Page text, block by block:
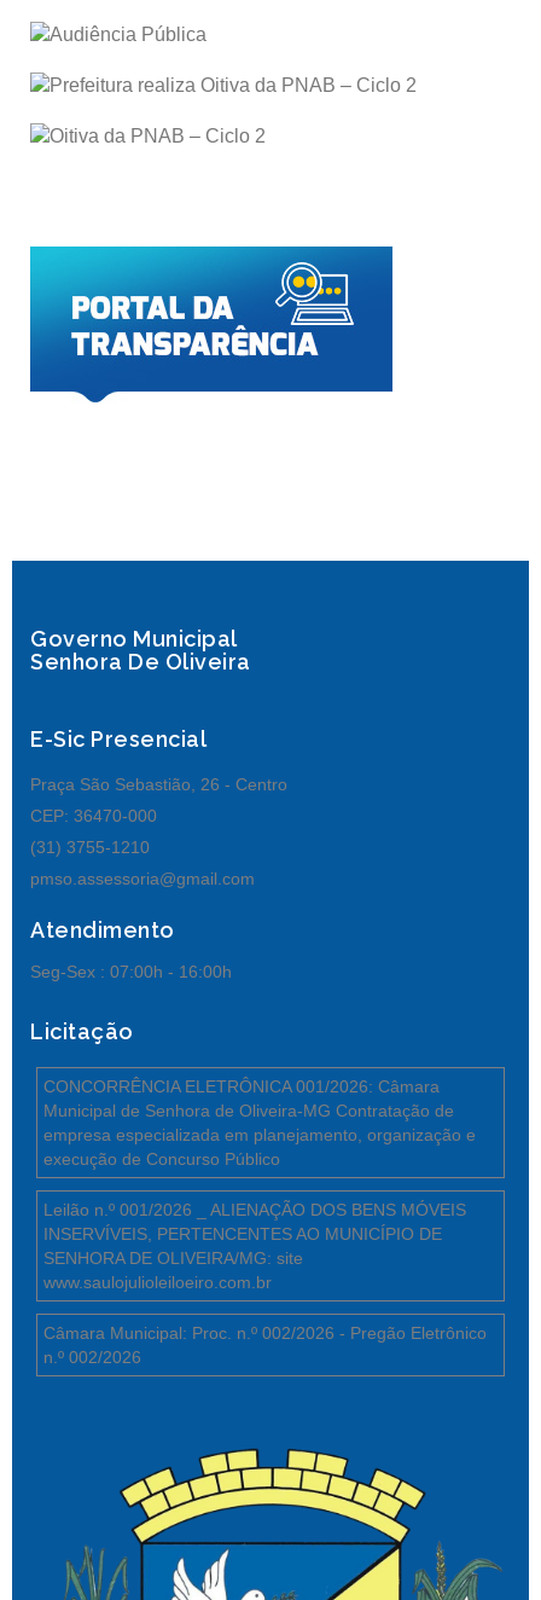
Governo Municipal
Senhora De Oliveira
E-Sic Presencial
Praça São Sebastião, 26 - Centro
CEP: 36470-000
(31) 3755-1210
pmso.assessoria@gmail.com
Atendimento
Seg-Sex : 07:00h - 16:00h
Licitação
CONCORRÊNCIA ELETRÔNICA 001/2026: Câmara
Municipal de Senhora de Oliveira-MG Contratação de
empresa especializada em planejamento, organização e
execução de Concurso Público
Leilão n.º 001/2026 _ ALIENAÇÃO DOS BENS MÓVEIS
INSERVÍVEIS, PERTENCENTES AO MUNICÍPIO DE
SENHORA DE OLIVEIRA/MG: site
www.saulojulioleiloeiro.com.br
Câmara Municipal: Proc. n.º 002/2026 - Pregão Eletrônico
n.º 002/2026